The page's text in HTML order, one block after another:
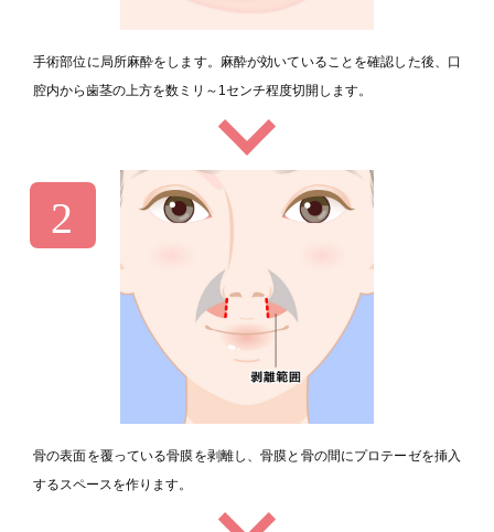
手術部位に局所麻酔をします。麻酔が効いていることを確認した後、口
腔内から歯茎の上方を数ミリ～1センチ程度切開します。
骨の表面を覆っている骨膜を剥離し、骨膜と骨の間にプロテーゼを挿入
するスペースを作ります。